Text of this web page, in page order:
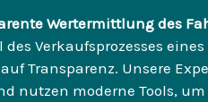
Wertermittlung des
des Verkaufsprozesses
Transparenz. Unsere
nutzen moderne Tools,